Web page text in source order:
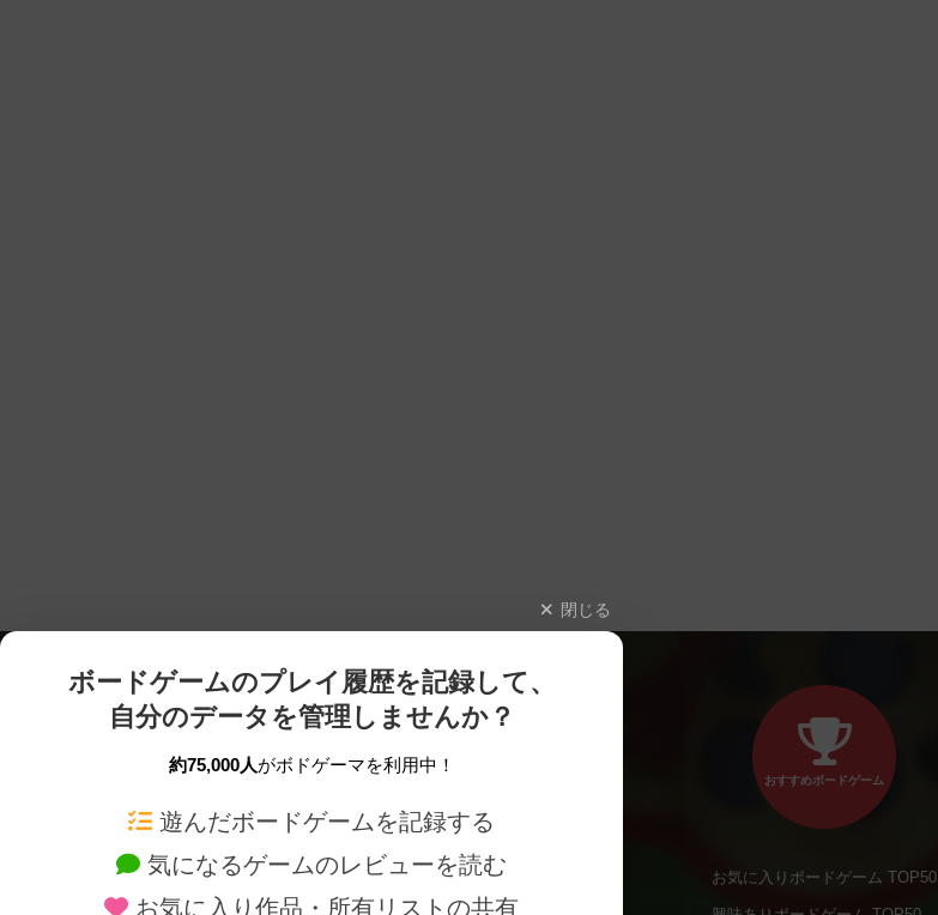
閉じる
ボードゲームのプレイ履歴を記録して、
自分のデータを管理しませんか？
約75,000人がボドゲーマを利用中！
遊んだボードゲームを記録する
気になるゲームのレビューを読む
お気に入り作品・所有リストの共有
ボードゲームを検索する 新作・再入荷情報
おすすめボードゲーム
お気に入りボードゲーム TOP50